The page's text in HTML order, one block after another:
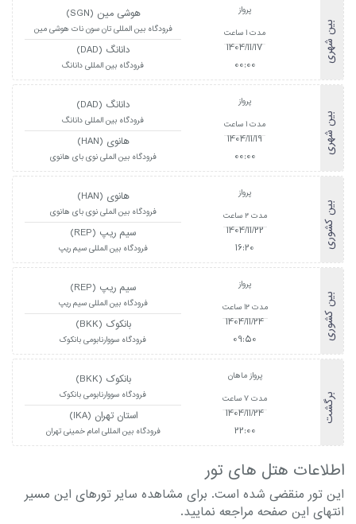
بین شهری
پرواز
مدت 1 ساعت
1404/11/17
00:00
هوشی مین (SGN)
فرودگاه بین المللی تان سون نات هوشی مین
دانانگ (DAD)
فرودگاه بین المللی دانانگ
بین شهری
پرواز
مدت 1 ساعت
1404/11/19
00:00
دانانگ (DAD)
فرودگاه بین المللی دانانگ
هانوی (HAN)
فرودگاه بین الملی نوی بای هانوی
بین کشوری
پرواز
مدت 2 ساعت
1404/11/22
16:20
هانوی (HAN)
فرودگاه بین الملی نوی بای هانوی
سیم ریپ (REP)
فرودگاه بین المللی سیم ریپ
بین کشوری
پرواز
مدت 12 ساعت
1404/11/24
09:50
سیم ریپ (REP)
فرودگاه بین المللی سیم ریپ
بانکوک (BKK)
فرودگاه سووارنابومی بانکوک
برگشت
پرواز ماهان
مدت 7 ساعت
1404/11/24
22:00
بانکوک (BKK)
فرودگاه سووارنابومی بانکوک
استان تهران (IKA)
فرودگاه بین المللی امام خمینی تهران
اطلاعات هتل های تور
این تور منقضی شده است. برای مشاهده سایر تورهای این مسیر
انتهای این صفحه مراجعه نمایید.